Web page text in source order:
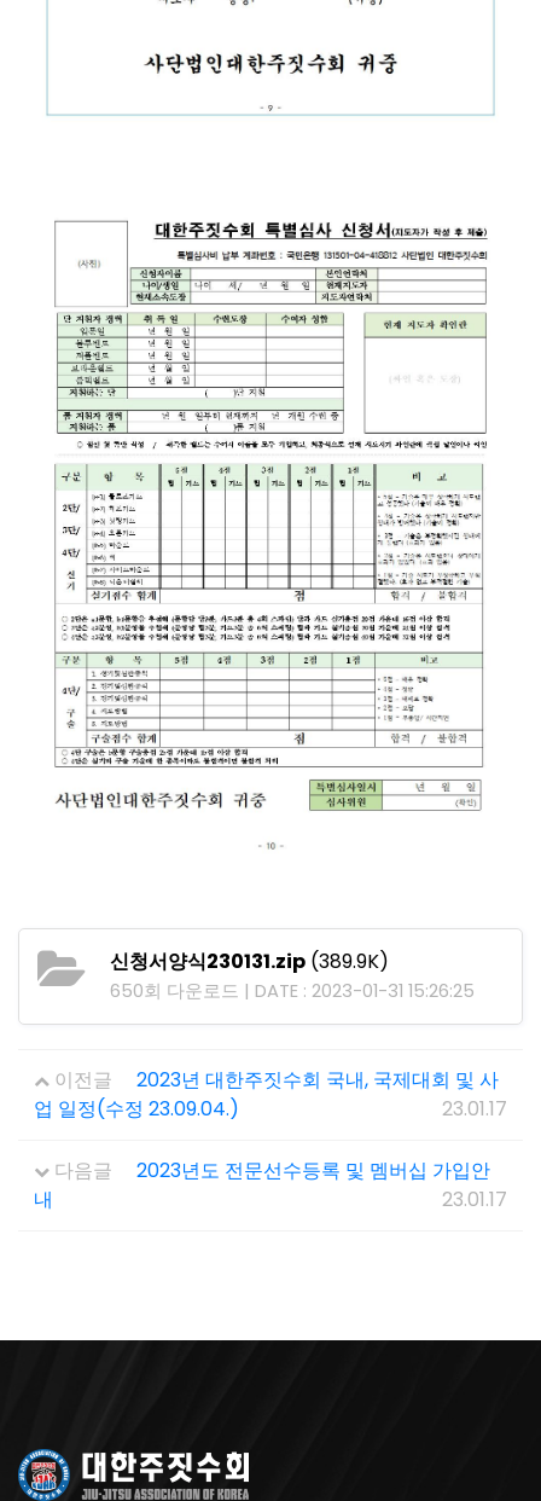
신청서양식230131.zip (389.9K)
650회 다운로드 | DATE : 2023-01-31 15:26:25
이전글
2023년 대한주짓수회 국내, 국제대회 및 사
업 일정(수정 23.09.04.)
23.01.17
다음글
2023년도 전문선수등록 및 멤버십 가입안
내
23.01.17